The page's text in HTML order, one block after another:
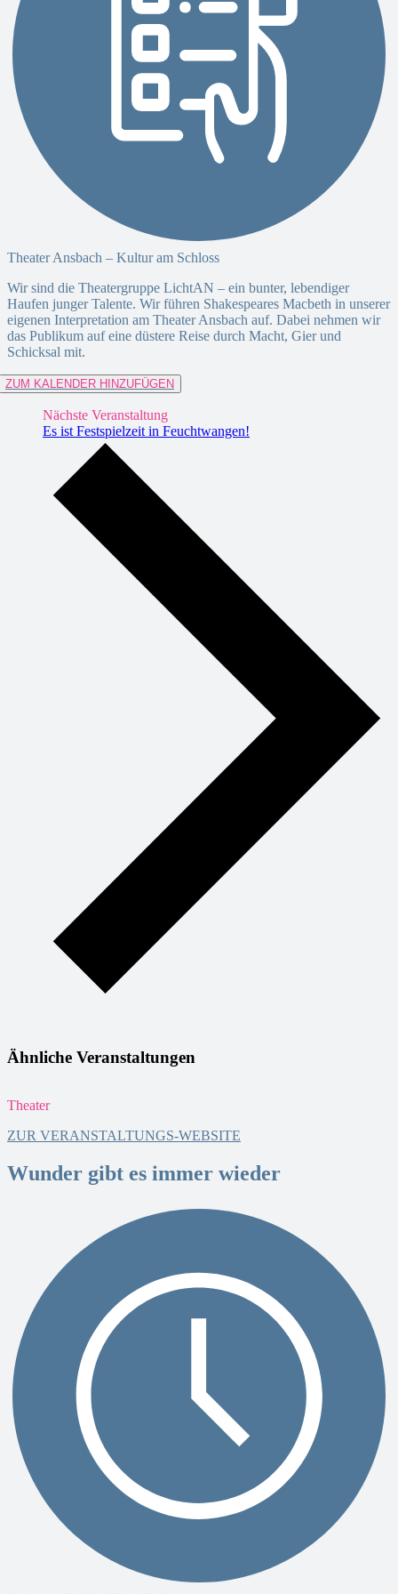
Theater Ansbach – Kultur am Schloss
Wir sind die Theatergruppe LichtAN – ein bunter, lebendiger
Haufen junger Talente. Wir führen Shakespeares Macbeth in unserer
eigenen Interpretation am Theater Ansbach auf. Dabei nehmen wir
das Publikum auf eine düstere Reise durch Macht, Gier und
Schicksal mit.
ZUM KALENDER HINZUFÜGEN
Nächste Veranstaltung
Es ist Festspielzeit in Feuchtwangen!
Ähnliche Veranstaltungen
Theater
ZUR VERANSTALTUNGS-WEBSITE
Wunder gibt es immer wieder